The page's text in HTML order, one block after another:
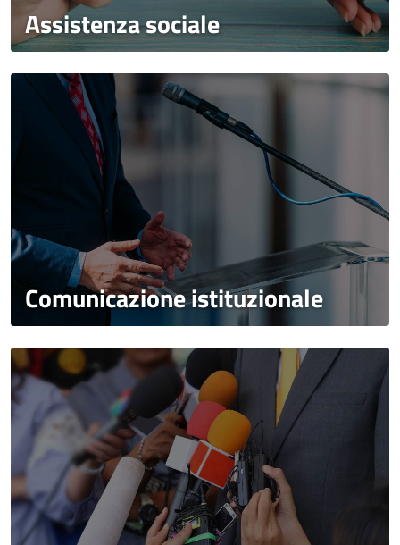
Assistenza sociale
Comunicazione istituzionale